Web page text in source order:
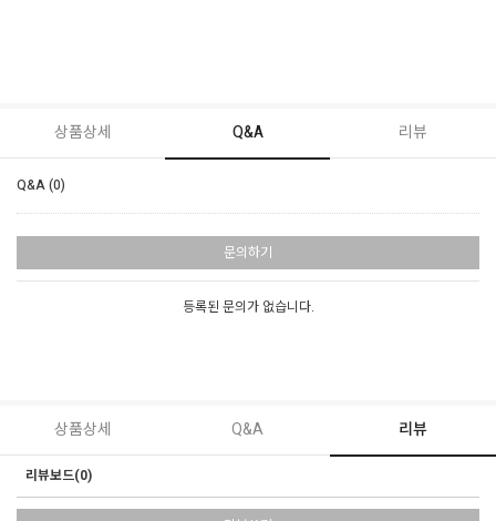
상품상세 Q&A 리뷰
Q&A (0)
문의하기
등록된 문의가 없습니다.
상품상세 Q&A 리뷰
리뷰보드(0)